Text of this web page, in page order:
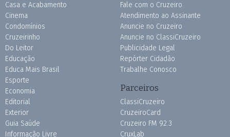
Casa e Acabamento
Cinema
Condomínios
Cruzeirinho
Do Leitor
Educação
Educa Mais Brasil
Esporte
Economia
Editorial
Exterior
Guia Saúde
Informação Livre
Fale com o Cruzeiro
Atendimento ao Assinante
Anuncie no Cruzeiro
Anuncie no ClassiCruzeiro
Publicidade Legal
Repórter Cidadão
Trabalhe Conosco
Parceiros
ClassiCruzeiro
CruzeiroCard
Cruzeiro FM 92.3
CruxLab